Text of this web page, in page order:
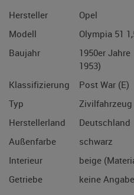
Hersteller
Opel
Modell
Olympia 51
Baujahr
1950er Jahre
1953)
Klassifizierung
Post War (E)
Typ
Zivilfahrzeug
Herstellerland
Deutschland
Außenfarbe
schwarz
Interieur
beige
Getriebe
keine Angabe